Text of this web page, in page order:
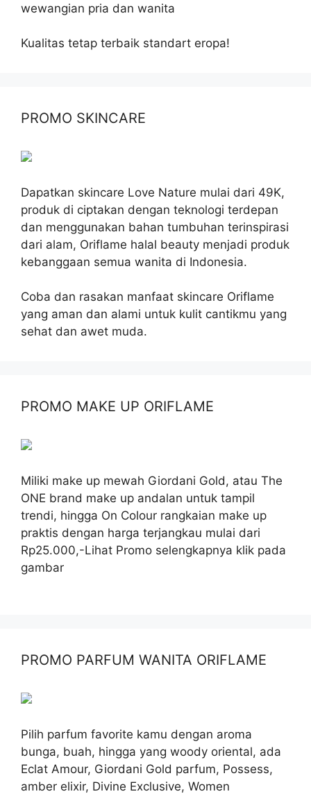
wewangian pria dan wanita
Kualitas tetap terbaik standart eropa!
PROMO SKINCARE
Dapatkan skincare Love Nature mulai dari 49K,
produk di ciptakan dengan teknologi terdepan
dan menggunakan bahan tumbuhan terinspirasi
dari alam, Oriflame halal beauty menjadi produk
kebanggaan semua wanita di Indonesia.
Coba dan rasakan manfaat skincare Oriflame
yang aman dan alami untuk kulit cantikmu yang
sehat dan awet muda.
PROMO MAKE UP ORIFLAME
Miliki make up mewah Giordani Gold, atau The
ONE brand make up andalan untuk tampil
trendi, hingga On Colour rangkaian make up
praktis dengan harga terjangkau mulai dari
Rp25.000,-Lihat Promo selengkapnya klik pada
gambar
PROMO PARFUM WANITA ORIFLAME
Pilih parfum favorite kamu dengan aroma
bunga, buah, hingga yang woody oriental, ada
Eclat Amour, Giordani Gold parfum, Possess,
amber elixir, Divine Exclusive, Women